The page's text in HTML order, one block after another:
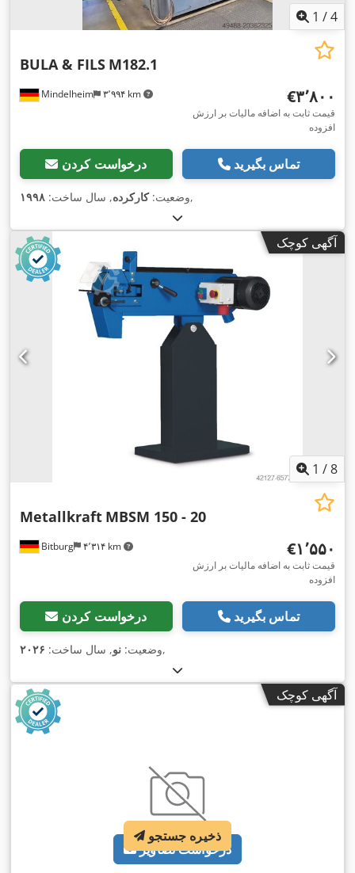
1 /4
Mindelheim ۳٬۹۹۴ km
BULA & FILS M182.1
‎€۳٬۸۰۰
قیمت ثابت به اضافه مالیات بر ارزش
افزوده
درخواست کردن تماس بگیرید
وضعیت:کارکرده, سال ساخت: ۱۹۹۸ ,
آگهی کوچک
1 /8
Bitburg ۴٬۳۱۴ km
Metallkraft MBSM 150 - 20
‎€۱٬۵۵۰
قیمت ثابت به اضافه مالیات بر ارزش
افزوده
درخواست کردن تماس بگیرید
وضعیت: نو, سال ساخت: ۲۰۲۶ ,
آگهی کوچک
درخواست تصاویر
ذخیره جستجو